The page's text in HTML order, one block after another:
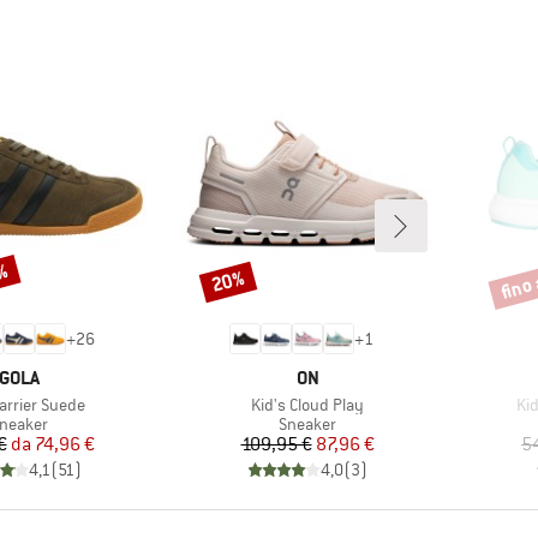
+26
MARCHIO
GOLA
Suede
di prodotti
Prezzo
Prezzo ridotto
da 74,96 €
4,1(51)
+1
MARCHIO
ON
Articolo
Kid's Cloud Play
Gruppo di prodotti
Sneaker
Prezzo
109,95 €Prezzo ridotto
87,96 €
4,0(3)
Sconto
20% fino